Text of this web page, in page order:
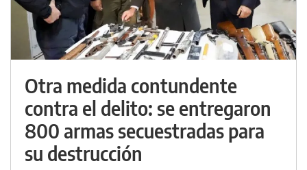
Otra medida contundente
contra el delito: se entregaron
800 armas secuestradas para
su destrucción